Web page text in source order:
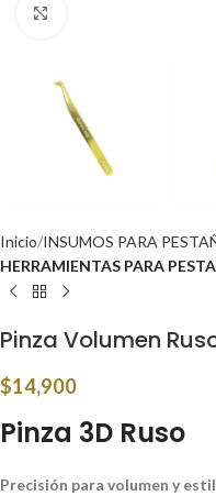
Inicio INSUMOS PARA
HERRAMIENTAS PARA
Pinza Volumen
$14,900
Pinza 3D Ruso
Precisión para volumen y